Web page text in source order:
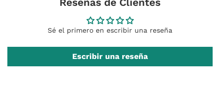
Sé el primero en escribir una reseña
Escribir una reseña